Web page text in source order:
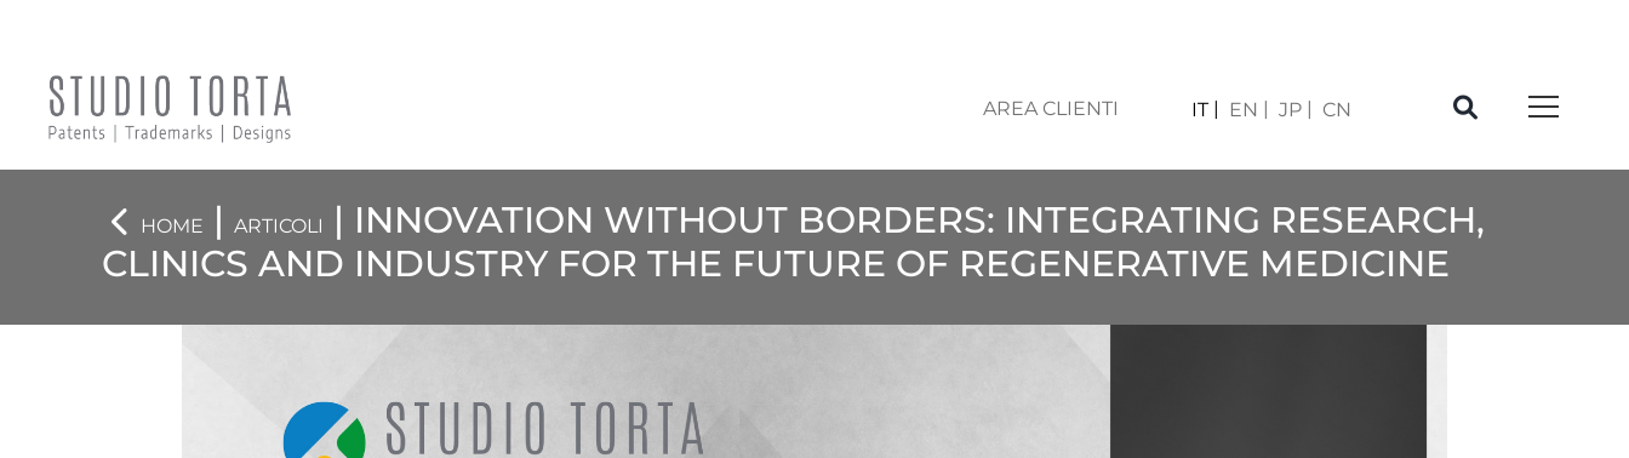
AREA CLIENTI IT EN JP CN
HOME | ARTICOLI
| INNOVATION WITHOUT BORDERS: INTEGRATING RESEARCH,
CLINICS AND INDUSTRY FOR THE FUTURE OF REGENERATIVE MEDICINE